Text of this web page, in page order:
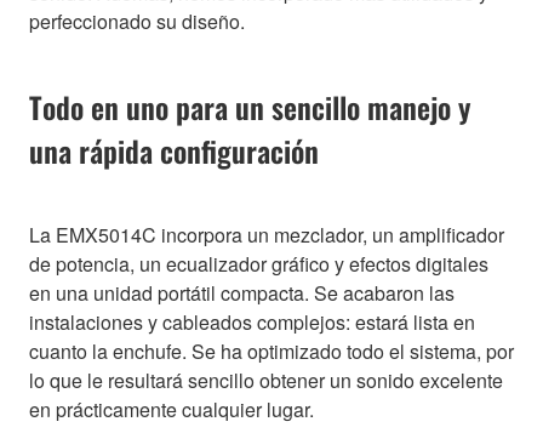
perfeccionado su diseño.
Todo en uno para un sencillo manejo y
una rápida configuración
La EMX5014C incorpora un mezclador, un amplificador
de potencia, un ecualizador gráfico y efectos digitales
en una unidad portátil compacta. Se acabaron las
instalaciones y cableados complejos: estará lista en
cuanto la enchufe. Se ha optimizado todo el sistema, por
lo que le resultará sencillo obtener un sonido excelente
en prácticamente cualquier lugar.